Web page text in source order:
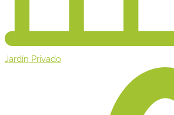
Jardín Privado